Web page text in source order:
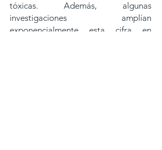
tóxicas. Además, algunas
investigaciones amplían
exponencialmente esta cifra en